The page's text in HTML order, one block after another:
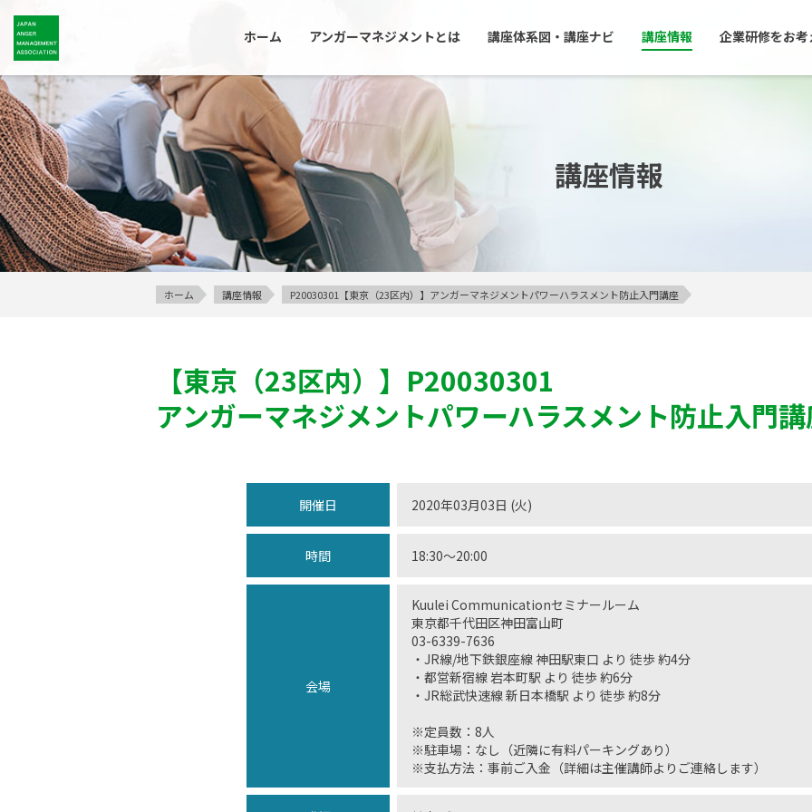
ホーム アンガーマネジメントとは 講座体系図・講座ナビ 講座情報 企業研修をお
講座情報
ホーム 講座情報 P20030301【東京（23区内）】アンガーマネジメントパワーハラスメント防止入門講座
【東京（23区内）】 P20030301
アンガーマネジメントパワーハラスメント防止入門
開催日 2020年03月03日 (火)
時間 18:30〜20:00
会場
Kuulei Communicationセミナールーム
東京都千代田区神田富山町
03-6339-7636
・JR線/地下鉄銀座線 神田駅東口 より 徒歩 約4分
・都営新宿線 岩本町駅 より 徒歩 約6分
・JR総武快速線 新日本橋駅 より 徒歩 約8分
※定員数：8人
※駐車場：なし（近隣に有料パーキングあり）
※支払方法：事前ご入金（詳細は主催講師よりご連絡します）